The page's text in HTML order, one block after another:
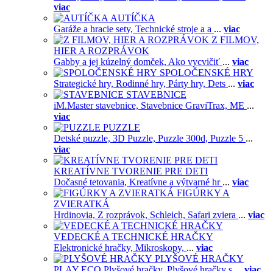
viac
AUTÍČKA
Garáže a hracie sety, Technické stroje a a ... viac
Z FILMOV,
HIER A ROZPRÁVOK
Gabby a jej kúzelný domček, Ako vycvičiť ... viac
SPOLOČENSKÉ HRY
Strategické hry, Rodinné hry, Párty hry, Dets ... viac
STAVEBNICE
iM.Master stavebnice, Stavebnice GraviTrax, ME ...
viac
PUZZLE
Detské puzzle, 3D Puzzle, Puzzle 300d, Puzzle 5 ...
viac
KREATÍVNE TVORENIE PRE DETI
Dočasné tetovania, Kreatívne a výtvarné hr ... viac
FIGÚRKY A
ZVIERATKÁ
Hrdinovia, Z rozprávok, Schleich, Safari zviera ... viac
VEDECKÉ A TECHNICKÉ HRAČKY
Elektronické hračky, Mikroskopy, ... viac
PLYŠOVÉ HRAČKY